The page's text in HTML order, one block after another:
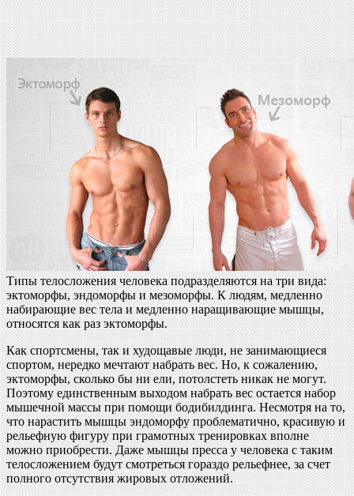
Типы телосложения человека подразделяются на три вида:
эктоморфы, эндоморфы и мезоморфы. К людям, медленно
набирающие вес тела и медленно наращивающие мышцы,
относятся как раз эктоморфы.
Как спортсмены, так и худощавые люди, не занимающиеся
спортом, нередко мечтают набрать вес. Но, к сожалению,
эктоморфы, сколько бы ни ели, потолстеть никак не могут.
Поэтому единственным выходом набрать вес остается набор
мышечной массы при помощи бодибилдинга. Несмотря на то,
что нарастить мышцы эндоморфу проблематично, красивую и
рельефную фигуру при грамотных тренировках вполне
можно приобрести. Даже мышцы пресса у человека с таким
телосложением будут смотреться гораздо рельефнее, за счет
полного отсутствия жировых отложений.